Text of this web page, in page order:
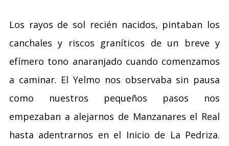
Los rayos de sol recién nacidos, pintaban los
canchales y riscos graníticos de un breve y
efímero tono anaranjado cuando comenzamos
a caminar. El Yelmo nos observaba sin pausa
como nuestros pequeños pasos nos
empezaban a alejarnos de Manzanares el Real
hasta adentrarnos en el Inicio de La Pedriza.